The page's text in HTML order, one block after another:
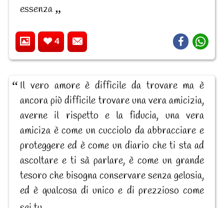
essenza
4
Il vero amore è difficile da trovare ma è
ancora più difficile trovare una vera amicizia,
averne il rispetto e la fiducia, una vera
amiciza è come un cucciolo da abbracciare e
proteggere ed è come un diario che ti sta ad
ascoltare e ti sà parlare, è come un grande
tesoro che bisogna conservare senza gelosia,
ed è qualcosa di unico e di prezzioso come